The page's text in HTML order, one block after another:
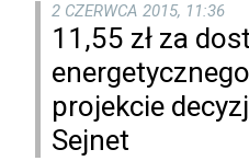
2 CZERWCA 2015, 11:36
11,55 zł za
projekcie
Sejnet